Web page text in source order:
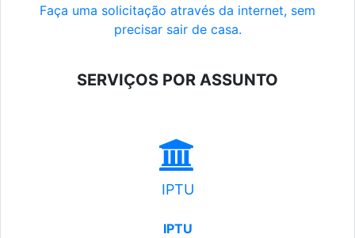
Faça uma solicitação através da internet, sem
precisar sair de casa.
SERVIÇOS POR ASSUNTO
IPTU
IPTU